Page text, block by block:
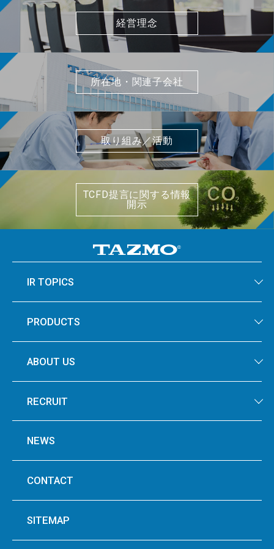
経営理念
所在地・関連子会社
取り組み／活動
TCFD提言に関する情報
開示
IR TOPICS
PRODUCTS
ABOUT US
RECRUIT
NEWS
CONTACT
SITEMAP